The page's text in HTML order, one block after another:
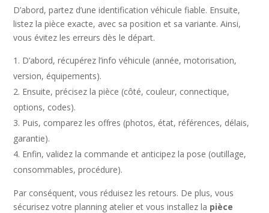
D’abord, partez d’une identification véhicule fiable. Ensuite,
listez la pièce exacte, avec sa position et sa variante. Ainsi,
vous évitez les erreurs dès le départ.
D’abord, récupérez l’info véhicule (année, motorisation,
version, équipements).
Ensuite, précisez la pièce (côté, couleur, connectique,
options, codes).
Puis, comparez les offres (photos, état, références, délais,
garantie).
Enfin, validez la commande et anticipez la pose (outillage,
consommables, procédure).
Par conséquent, vous réduisez les retours. De plus, vous
sécurisez votre planning atelier et vous installez la pièce